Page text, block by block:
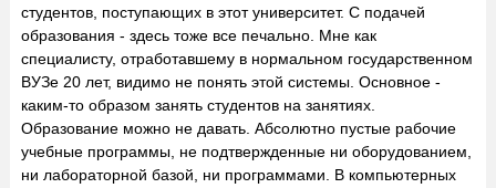
студентов, поступающих в этот университет. С подачей
образования - здесь тоже все печально. Мне как
специалисту, отработавшему в нормальном государственном
ВУЗе 20 лет, видимо не понять этой системы. Основное -
каким-то образом занять студентов на занятиях.
Образование можно не давать. Абсолютно пустые рабочие
учебные программы, не подтвержденные ни оборудованием,
ни лабораторной базой, ни программами. В компьютерных